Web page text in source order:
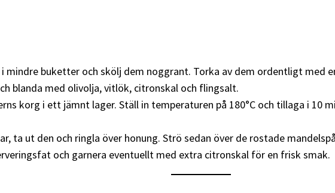
i mindre buketter och skölj dem noggrant. Torka av dem ordentligt med
blanda med olivolja, vitlök, citronskal och flingsalt.
korg i ett jämnt lager. Ställ in temperaturen på 180°C och tillaga i 10
ta ut den och ringla över honung. Strö sedan över de rostade
och garnera eventuellt med extra citronskal för en frisk smak.